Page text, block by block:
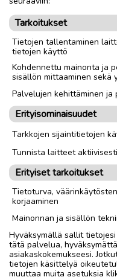
Tarkoitukset
Tietojen tallentaminen
tietojen käyttö
Kohdennettu mainonta ja
sisällön mittaaminen sekä
Palvelujen kehittäminen ja
Erityisominaisuudet
Tarkkojen sijaintitietojen
Tunnista laitteet
Erityiset tarkoitukset
Tietoturva,
korjaaminen
Mainonnan ja sisällön
Hyväksymällä sallit
tätä palvelua,
asiakaskokemukseesi.
tietojen käsittelyä
muuttaa muita asetuksia